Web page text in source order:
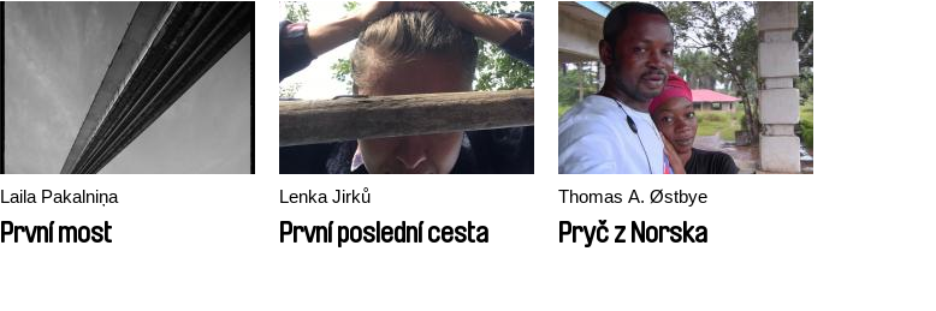
Laila Pakalniņa
První most
Lenka Jirků
První poslední cesta
Thomas A. Østbye
Pryč z Norska